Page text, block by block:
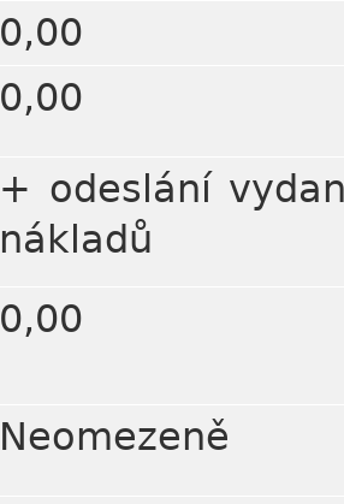
0,00
0,00
+ odeslání
nákladů
0,00
Neomezeně